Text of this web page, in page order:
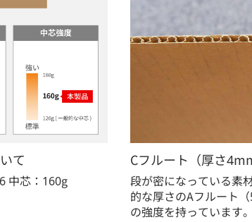
て
中芯：160g
Cフルート（厚さ
段が密になっている素
的な厚さのAフルート
の強度を持っています。